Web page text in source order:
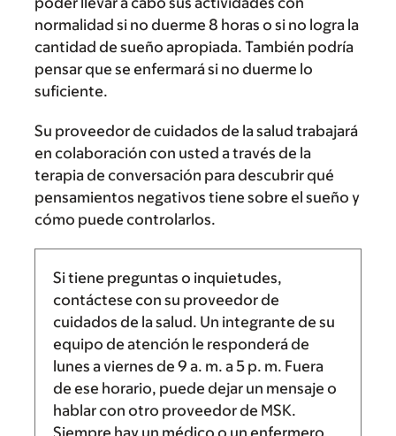
normalidad si no duerme 8 horas o si no logra la
cantidad de sueño apropiada. También podría
pensar que se enfermará si no duerme lo
suficiente.
Su proveedor de cuidados de la salud trabajará
en colaboración con usted a través de la
terapia de conversación para descubrir qué
pensamientos negativos tiene sobre el sueño y
cómo puede controlarlos.
Si tiene preguntas o inquietudes,
contáctese con su proveedor de
cuidados de la salud. Un integrante de su
equipo de atención le responderá de
lunes a viernes de 9 a. m. a5 p. m. Fuera
de ese horario, puede dejar un mensaje o
hablar con otro proveedor de MSK.
Siempre hay un médico o un enfermero